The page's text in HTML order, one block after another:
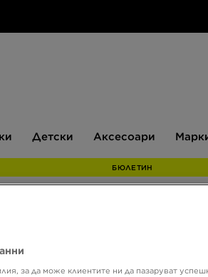
Детски Аксесоари
БЮЛЕТИН
за да може клиентите ни да пазаруват